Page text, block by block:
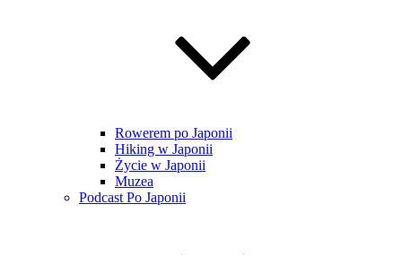
Rowerem po Japonii
Hiking w Japonii
Życie w Japonii
Muzea
Podcast Po Japonii